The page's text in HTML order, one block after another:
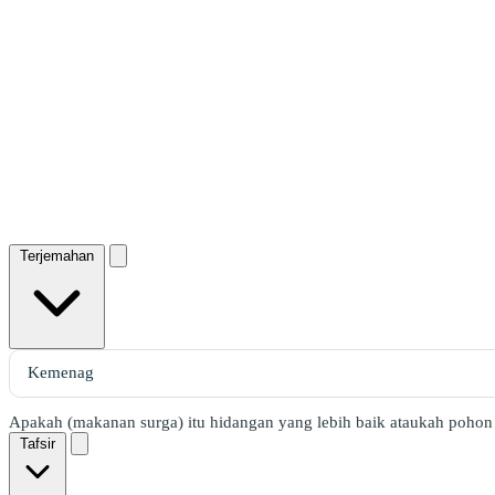
Terjemahan
Apakah (makanan surga) itu hidangan yang lebih baik ataukah
Tafsir